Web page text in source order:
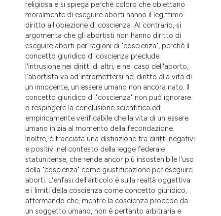
mentions, or contrasts
cited claim, and a label
in which section the
was made.
religiosa e si spiega perchè coloro che obiettano
moralmente di eseguire aborti hanno il legittimo
diritto all'obiezione di coscienza. Al contrario, si
argomenta che gli abortisti non hanno diritto di
eseguire aborti per ragioni di "coscienza", perchè il
concetto giuridico di coscienza preclude
l'intrusione nei diritti di altri, e nel caso dell'aborto,
l'abortista va ad intromettersi nel diritto alla vita di
un innocente, un essere umano non ancora nato. Il
concetto giuridico di "coscienza" non può ignorare
o respingere la conclusione scientifica ed
empiricamente verificabile che la vita di un essere
umano inizia al momento della fecondazione.
Inoltre, è tracciata una distinzione tra diritti negativi
e positivi nel contesto della legge federale
statunitense, che rende ancor più insostenibile l'uso
della "coscienza" come giustificazione per eseguire
aborti. L'enfasi dell'articolo è sulla realtà oggettiva
e i limiti della coscienza come concetto giuridico,
affermando che, mentre la coscienza procede da
un soggetto umano, non è pertanto arbitraria e